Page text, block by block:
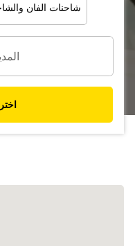
شاحنات الفان